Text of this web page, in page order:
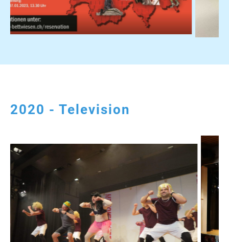
2020 - Television